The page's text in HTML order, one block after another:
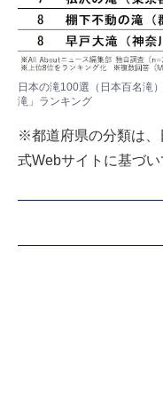
日本の滝100選（日本百名滝
滝」ランキング
※都道府県の分類は、
式Webサイトに基づ